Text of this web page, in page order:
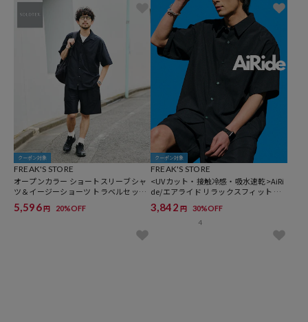
クーポン対象
FREAK'S STORE
オープンカラー ショートスリーブシャ
ツ＆イージーショーツ トラベルセット
アップ Fabric by SOLOTEX(R)
5,596円 20%OFF
クーポン対象
FREAK'S STORE
<UVカット・接触冷感・吸水速乾>AiRi
de/エアライド リラックスフィット シ
ョートスリーブ レギュラーカラー シャ
ツ/ポケッタブル/【限定展開】
3,842 円 30%OFF
4